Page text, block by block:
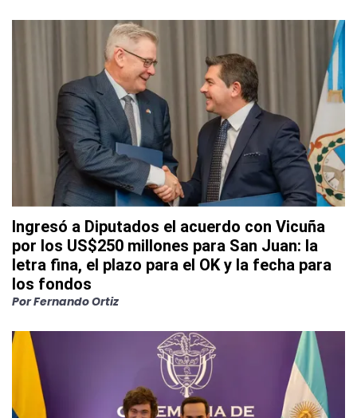
Ingresó a Diputados el acuerdo con Vicuña
por los US$250 millones para San Juan: la
letra fina, el plazo para el OK y la fecha para
los fondos
PorFernando Ortiz